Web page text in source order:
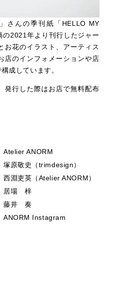
さんの季刊紙「HELLO MY
の2021年より刊行したジャー
お花のイラスト、アーティス
店のインフォメーションや店
成しています。
発行した際はお店で無料配布
Atelier ANORM
塚原敬史（trimdesign）
西淵吏英（Atelier ANORM）
居場 梓
藤井 奏
ANORM Instagram